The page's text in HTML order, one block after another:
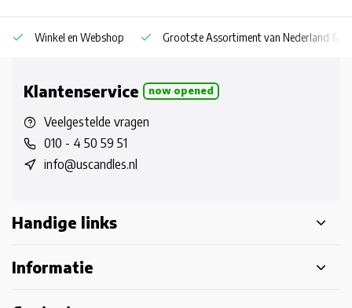
Winkel en Webshop Grootste Assortiment van Nederland &
Klantenservice now opened
Veelgestelde vragen
010 - 4 50 59 51
info@uscandles.nl
Handige links
Informatie